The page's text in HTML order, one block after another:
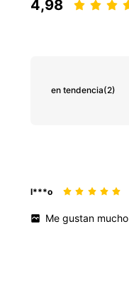
4,98
en tendencia(2)
l***o
Megustan mucho